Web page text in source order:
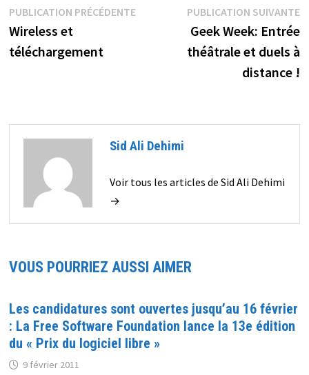
Navigation
de
l’article
PUBLICATION PRÉCÉDENTEPublication
précédente :
Wireless et
téléchargement
PUBLICATION SUIVANTE
Geek Week: Entrée
théâtrale et duels à
distance !
Sid Ali Dehimi
Voir tous les articles de Sid Ali Dehimi
→
VOUS POURRIEZ AUSSI AIMER
Les candidatures sont ouvertes jusqu’au 16 février
: La Free Software Foundation lance la 13e édition
du « Prix du logiciel libre »
9 février 2011